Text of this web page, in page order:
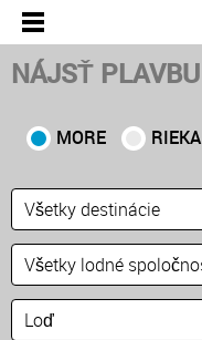
NÁJSŤ PLAVBU
MORE RIEKA